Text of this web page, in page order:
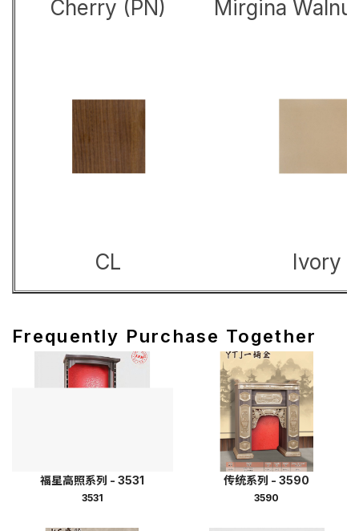
Cherry (PN) Mirgina
CL Ivory
Frequently Purchase Together
福星高照系列 - 3531
3531
传统系列 - 3590
3590